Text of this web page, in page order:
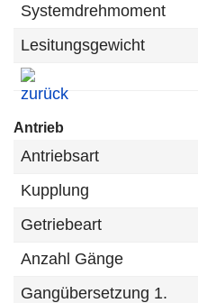
Systemdrehmoment
Lesitungsgewicht
Antrieb
Antriebsart
Kupplung
Getriebeart
Anzahl Gänge
Gangübersetzung 1.